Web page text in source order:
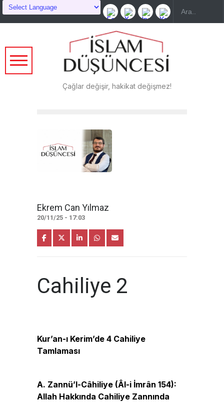
Çağlar değişir, hakikat değişmez!
Ekrem Can Yılmaz
20/11/25 - 17:03
Cahiliye 2
Kur’an-ı Kerim’de 4 Cahiliye
Tamlaması
A. Zannü’l-Câhiliye (Âl-i İmrân 154):
Allah Hakkında Cahiliye Zannında